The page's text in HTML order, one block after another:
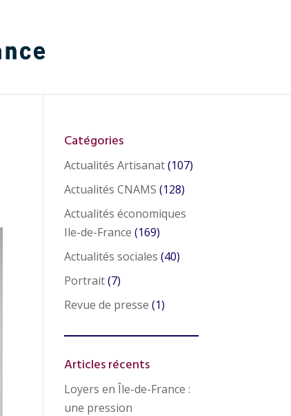
Catégories
Actualités Artisanat(107)
Actualités CNAMS (128)
Actualités économiques
Ile-de-France (169)
Actualités sociales (40)
Portrait(7)
Revue de presse (1)
Articles récents
Loyers en Île-de-France :
une pression